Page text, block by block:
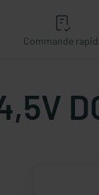
Commande